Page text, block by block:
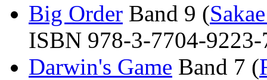
Big Order Band 9 (
ISBN 978-3-7704-9223-
Darwin's Game Band 7 (